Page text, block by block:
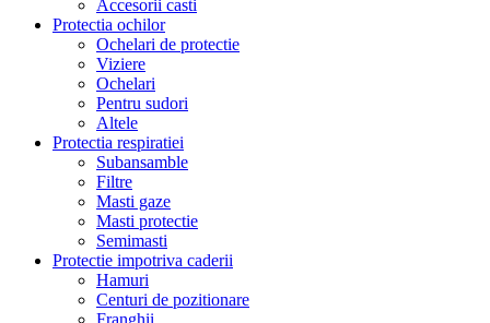
Accesorii casti
Protectia ochilor
Ochelari de protectie
Viziere
Ochelari
Pentru sudori
Altele
Protectia respiratiei
Subansamble
Filtre
Masti gaze
Masti protectie
Semimasti
Protectie impotriva caderii
Hamuri
Centuri de pozitionare